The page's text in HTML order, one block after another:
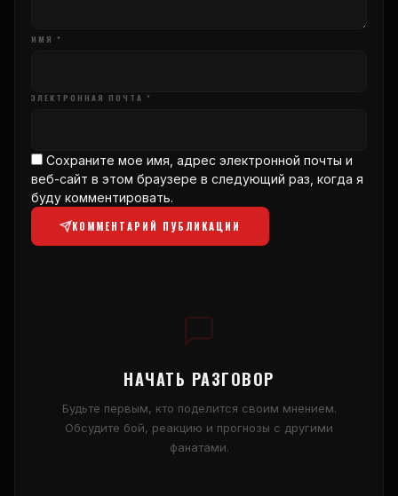
ИМЯ *
ЭЛЕКТРОННАЯ ПОЧТА *
Сохраните мое имя, адрес электронной почты и
веб-сайт в этом браузере в следующий раз, когда я
буду комментировать.
КОММЕНТАРИЙ ПУБЛИКАЦИИ
НАЧАТЬ РАЗГОВОР
Будьте первым, кто поделится своим мнением.
Обсудите бой, реакцию и прогнозы с другими
фанатами.